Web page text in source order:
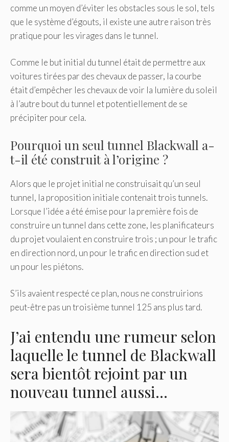
comme un moyen d’éviter les obstacles sous le sol, tels
que le système d’égouts, il existe une autre raison très
pratique pour les virages dans le tunnel.
Comme le but initial du tunnel était de permettre aux
voitures tirées par des chevaux de passer, la courbe
était d’empêcher les chevaux de voir la lumière du soleil
à l’autre bout du tunnel et potentiellement de se
précipiter pour cela.
Pourquoi un seul tunnel Blackwall a-
t-il été construit à l’origine ?
Alors que le projet initial ne construisait qu’un seul
tunnel, la proposition initiale contenait trois tunnels.
Lorsque l’idée a été émise pour la première fois de
construire un tunnel dans cette zone, les planificateurs
du projet voulaient en construire trois ; un pour le trafic
en direction nord, un pour le trafic en direction sud et
un pour les piétons.
S’ils avaient respecté ce plan, nous ne construirions
peut-être pas un troisième tunnel 125 ans plus tard.
J’ai entendu une rumeur selon
laquelle le tunnel de Blackwall
sera bientôt rejoint par un
nouveau tunnel aussi…